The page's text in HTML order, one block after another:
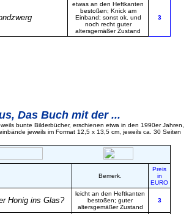
etwas an den Heftkanten
bestoßen; Knick am
Einband; sonst ok. und
noch recht guter
altersgemäßer Zustand
3
, Das Buch mit der ...
bunte Bilderbücher, erschienen etwa in den 1990er Jahren,
jeweils im Format 12,5 x 13,5 cm, jeweils ca. 30 Seiten
Bemerk.
Preis
in
EURO
Honig ins Glas?
leicht an den Heftkanten
bestoßen; guter
altersgemäßer Zustand
3